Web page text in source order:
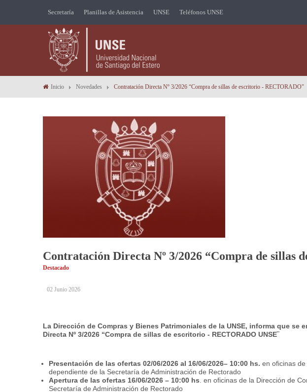
Secretaría Planillas de Asistencia UNSE Teléfonos UNSE
Inicio Novedades Contratación Directa Nº 3/2026 “Compra de sillas de escritorio - RECTORADO"
Contratación Directa Nº 3/2026 “Compra de sillas
Destacado
02 Junio 2026
La Dirección de Compras y Bienes Patrimoniales de la UNSE, informa que se
Directa Nº 3/2026 “Compra de sillas de escritorio - RECTORADO UNSE¨
Presentación de las ofertas 02/06/2026 al 16/06/2026– 10:00 hs. en oficinas
dependiente de la Secretaría de Administración de Rectorado
Apertura de las ofertas 16/06/2026 – 10:00 hs . en oficinas de la Dirección de
Secretaría de Administración de Rectorado